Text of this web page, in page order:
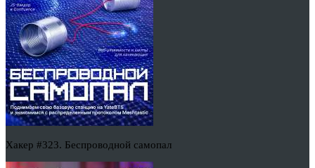
Хакер #323. Беспроводной самопал